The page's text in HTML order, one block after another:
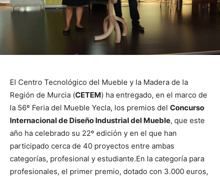
El Centro Tecnológico del Mueble y la Madera de la
Región de Murcia (CETEM) ha entregado, en el marco de
la 56º Feria del Mueble Yecla, los premios del Concurso
Internacional de Diseño Industrial del Mueble, que este
año ha celebrado su 22º edición y en el que han
participado cerca de 40 proyectos entre ambas
categorías, profesional y estudiante.En la categoría para
profesionales, el primer premio, dotado con 3.000 euros,